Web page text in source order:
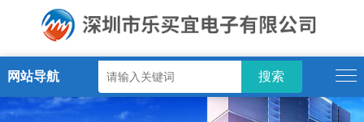
网站导航